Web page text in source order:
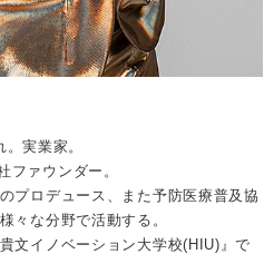
実業家。
ァウンダー。
プロデュース、また予防医療普及協
々な分野で活動する。
文イノベーション大学校(HIU)』で